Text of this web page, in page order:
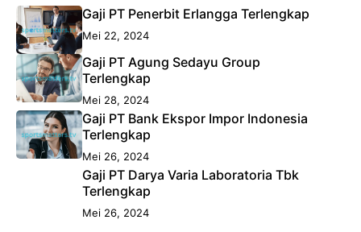
Gaji PT Penerbit Erlangga Terlengkap
Mei 22, 2024
Gaji PT Agung Sedayu Group
Terlengkap
Mei 28, 2024
Gaji PT Bank Ekspor Impor Indonesia
Terlengkap
Mei 26, 2024
Gaji PT Darya Varia Laboratoria Tbk
Terlengkap
Mei 26, 2024